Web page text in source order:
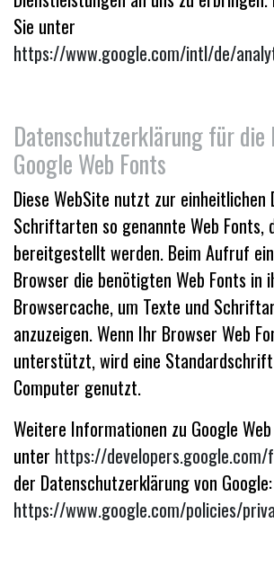
Sie unter
https://www.google.com/intl/de/
Datenschutzerklärung für die
Google Web Fonts
Diese WebSite nutzt zur einheitlichen
Schriftarten so genannte Web Fonts,
bereitgestellt werden. Beim Aufruf
Browser die benötigten Web Fonts in
Browsercache, um Texte und
anzuzeigen. Wenn Ihr Browser Web
unterstützt, wird eine
Computer genutzt.
Weitere Informationen zu Google
unter https://
der Datenschutzerklärung von Google:
https://www.google.com/policies/